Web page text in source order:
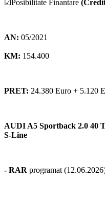
☑Posibilitate Finantare
AN: 05/2021
KM: 154.400
PRET: 24.380 Euro + 5.120
AUDI A5 Sportback 2.0 40
S-Line
- RAR programat